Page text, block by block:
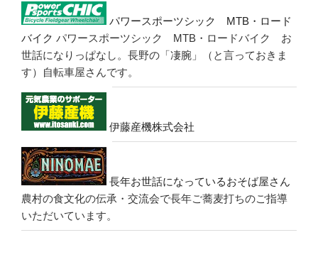
パワースポーツシック MTB・ロード
バイク パワースポーツシック MTB・ロードバイク お
世話になりっぱなし。長野の「凄腕」（と言っておきま
す）自転車屋さんです。
伊藤産機株式会社
長年お世話になっているおそば屋さん
農村の食文化の伝承・交流会で長年ご蕎麦打ちのご指導
いただいています。